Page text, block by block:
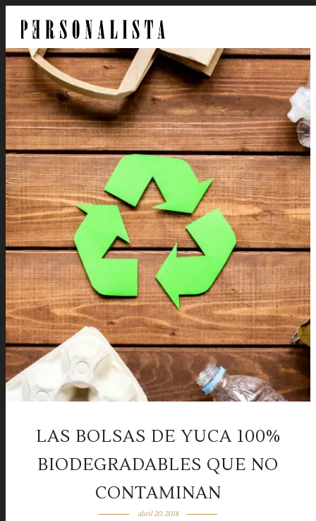
LAS BOLSAS DE YUCA 100%
BIODEGRADABLES QUE NO
CONTAMINAN
abril 20, 2018